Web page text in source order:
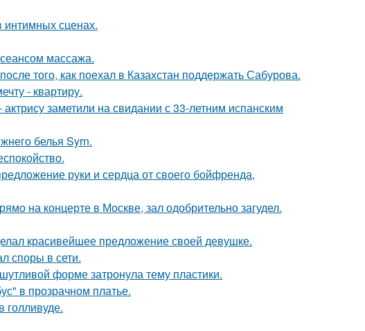
интимных сценах.
массажа.
того, как поехал в Казахстан поддержать Сабурова.
- квартиру.
заметили на свидании с 33-летним испанским
белья Syrn.
руки и сердца от своего бойфренда,
на концерте в Москве, зал одобрительно загудел.
красивейшее предложение своей девушке.
споры в сети.
форме затронула тему пластики.
в прозрачном платье.
голливуде.